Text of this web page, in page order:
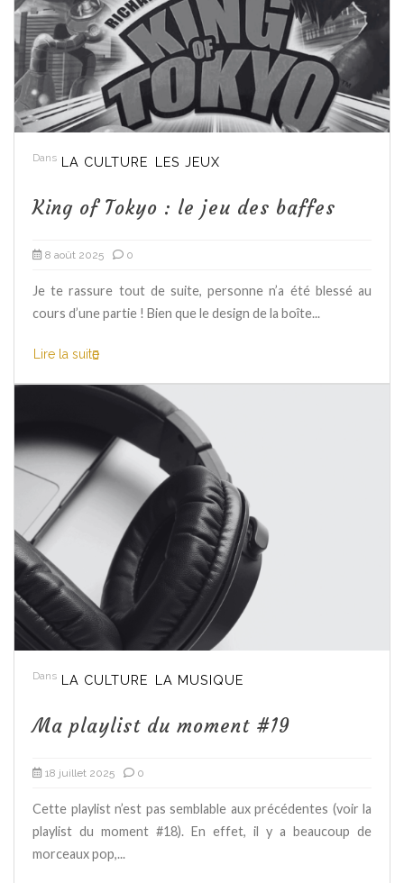
Dans LA CULTURE LES JEUX
King of Tokyo : le jeu des baffes
8 août 2025 0
Je te rassure tout de suite, personne n’a été blessé au
cours d’une partie ! Bien que le design de la boîte...
Lire la suite
Dans LA CULTURE LA MUSIQUE
Ma playlist du moment #19
18 juillet 2025 0
Cette playlist n’est pas semblable aux précédentes (voir la
playlist du moment #18). En effet, il y a beaucoup de
morceaux pop,...